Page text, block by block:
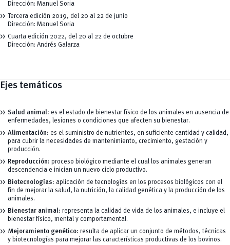
Dirección: Manuel Soria
Tercera edición 2019, del 20 al 22 de junio
Dirección: Manuel Soria
Cuarta edición 2022, del 20 al 22 de octubre
Dirección: Andrés Galarza
Ejes temáticos
Salud animal: es el estado de bienestar físico de los animales en ausencia de
enfermedades, lesiones o condiciones que afecten su bienestar.
Alimentación: es el suministro de nutrientes, en suficiente cantidad y calidad,
para cubrir la necesidades de mantenimiento, crecimiento, gestación y
producción.
Reproducción: proceso biológico mediante el cual los animales generan
descendencia e inician un nuevo ciclo productivo.
Biotecnologías: aplicación de tecnologías en los procesos biológicos con el
fin de mejorar la salud, la nutrición, la calidad genética y la producción de los
animales.
Bienestar animal: representa la calidad de vida de los animales, e incluye el
bienestar físico, mental y comportamental.
Mejoramiento genético: resulta de aplicar un conjunto de métodos, técnicas
y biotecnologías para mejorar las características productivas de los bovinos.